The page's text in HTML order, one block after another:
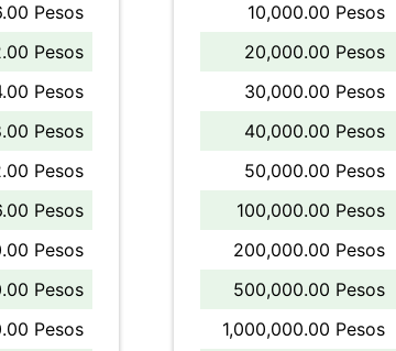
Pesos
Pesos
Pesos
Pesos
Pesos
Pesos
Pesos
Pesos
Pesos
10,000.00 Pesos
20,000.00 Pesos
30,000.00 Pesos
40,000.00 Pesos
50,000.00 Pesos
100,000.00 Pesos
200,000.00 Pesos
500,000.00 Pesos
1,000,000.00 Pesos